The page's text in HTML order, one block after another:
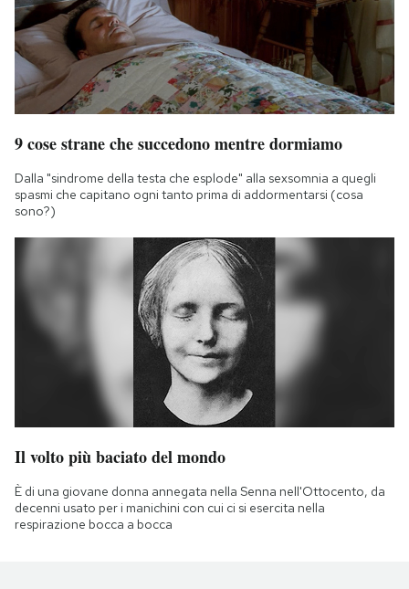
9 cose strane che succedono mentre dormiamo
Dalla "sindrome della testa che esplode" alla sexsomnia a quegli
spasmi che capitano ogni tanto prima di addormentarsi (cosa
sono?)
Il volto più baciato del mondo
È di una giovane donna annegata nella Senna nell'Ottocento, da
decenni usato per i manichini con cui ci si esercita nella
respirazione bocca a bocca